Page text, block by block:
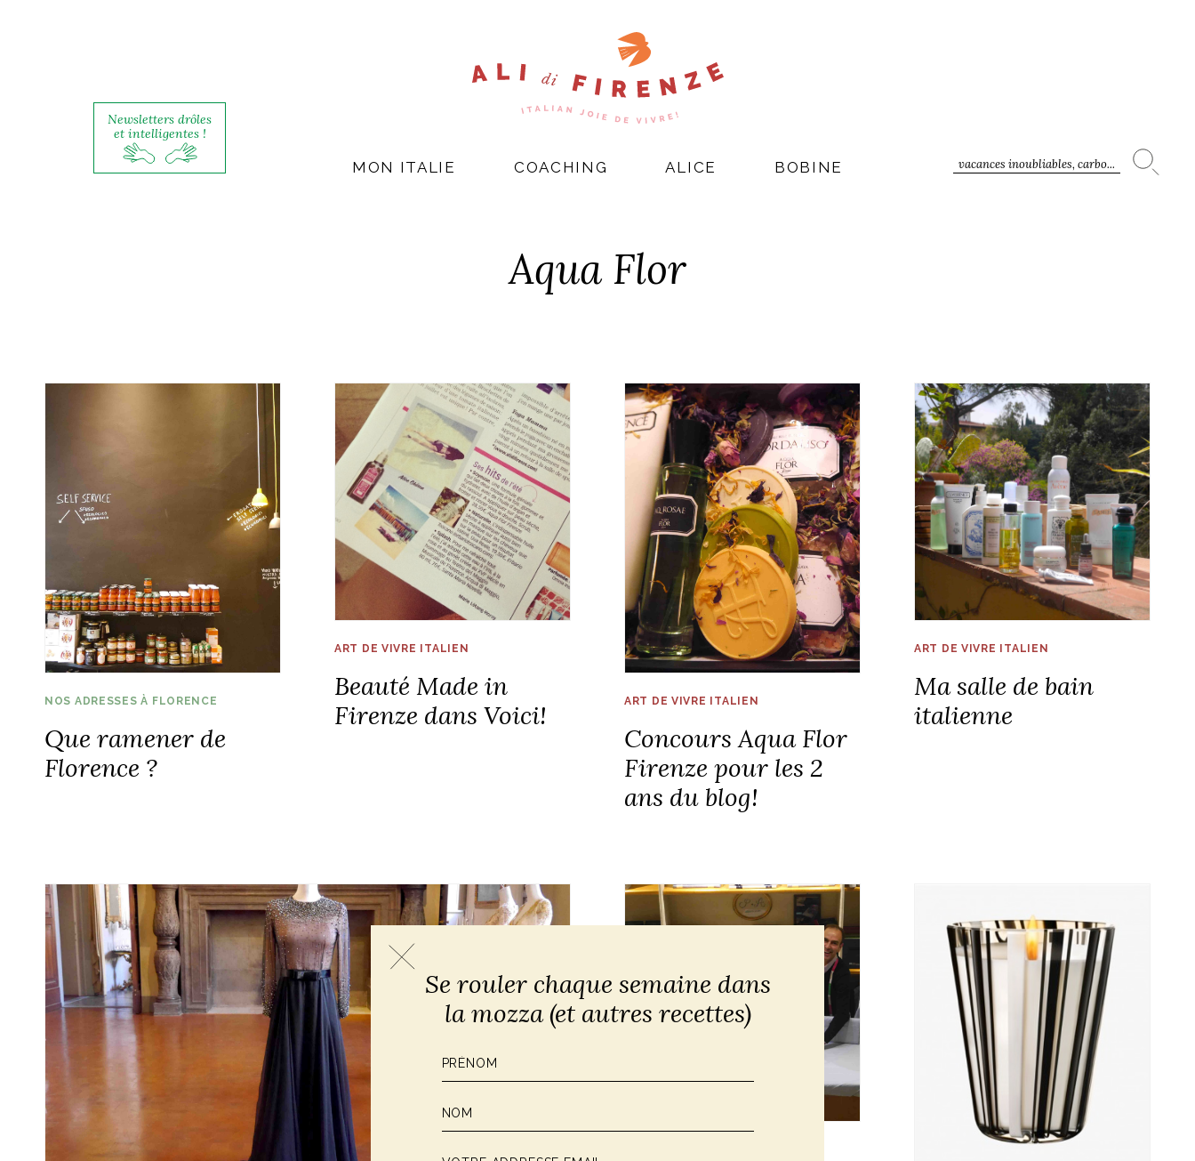
Newsletters drôles
et intelligentes !
vacances inoubliables, carbo...
MON ITALIE COACHING ALICE BOBINE
Aqua Flor
NOS ADRESSES À FLORENCE
Que ramener de
Florence ?
ART DE VIVRE ITALIEN
Beauté Made in
Firenze dans Voici!
ART DE VIVRE ITALIEN
Concours Aqua Flor
Firenze pour les 2
ans du blog!
ART DE VIVRE ITALIEN
Ma salle de bain
italienne
Se rouler chaque semaine dans
la mozza (et autres recettes)